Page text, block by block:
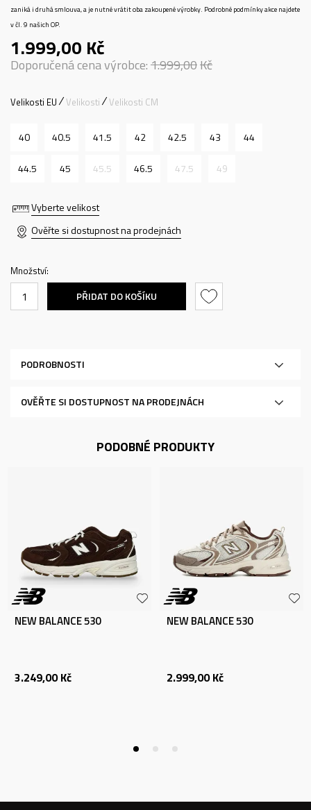
zaniká i druhá smlouva, a je nutné vrátit oba zakoupené výrobky. Podrobné podmínky akce najdete
v čl. 9 našich OP.
1.999,00 Kč
Doporučená cena výrobce:1.999,00Kč
Vyberte velikost
Velikosti EU Velikosti Velikosti CM
40 40.5 41.5 42 42.5 43 44
44.5 45 45.5 46.5 47.5 49
Ověřte si dostupnost na prodejnách
Množství:
PŘIDAT DO KOŠÍKU
PODROBNOSTI
OVĚŘTE SI DOSTUPNOST NA PRODEJNÁCH
PODOBNÉ PRODUKTY
NEW BALANCE 530
3.249,00 Kč
NEW BALANCE 530
2.999,00 Kč